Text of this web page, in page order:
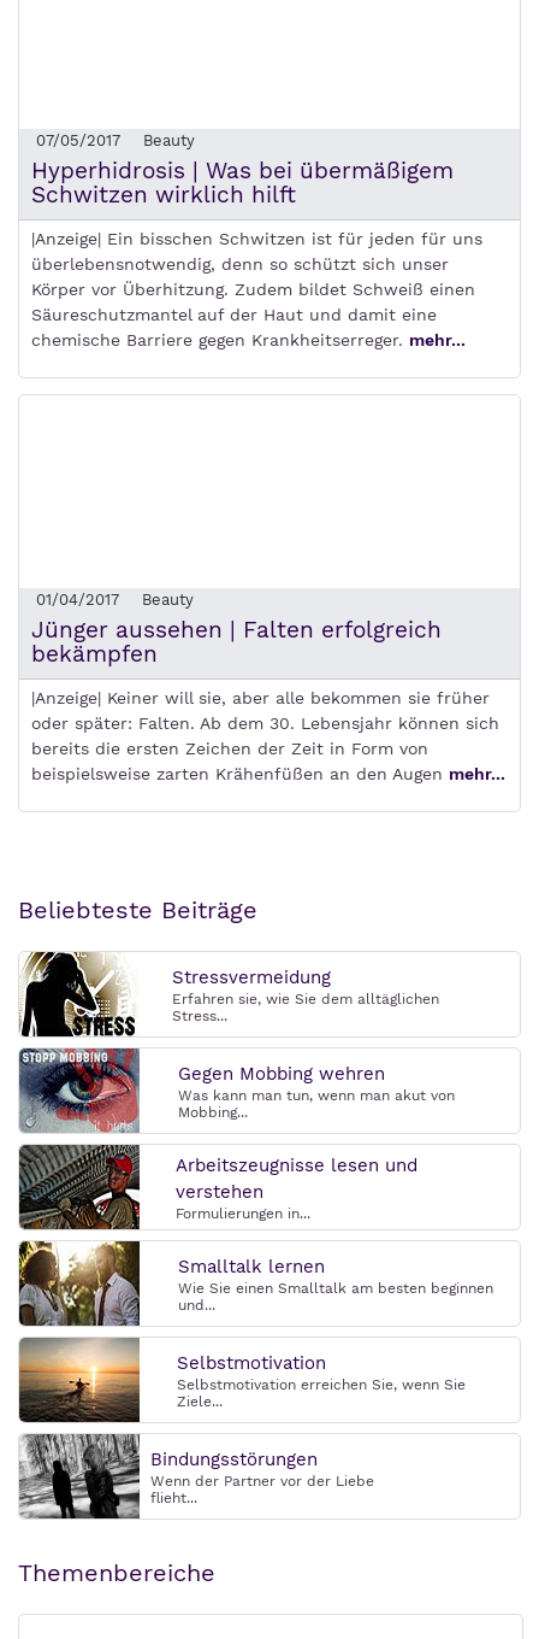
07/05/2017 Beauty
Hyperhidrosis | Was bei übermäßigem
Schwitzen wirklich hilft
|Anzeige| Ein bisschen Schwitzen ist für jeden für uns
überlebensnotwendig, denn so schützt sich unser
Körper vor Überhitzung. Zudem bildet Schweiß einen
Säureschutzmantel auf der Haut und damit eine
chemische Barriere gegen Krankheitserreger. mehr...
01/04/2017 Beauty
Jünger aussehen | Falten erfolgreich
bekämpfen
|Anzeige| Keiner will sie, aber alle bekommen sie früher
oder später: Falten. Ab dem 30. Lebensjahr können sich
bereits die ersten Zeichen der Zeit in Form von
beispielsweise zarten Krähenfüßen an den Augen mehr...
Beliebteste Beiträge
Stressvermeidung
Erfahren sie, wie Sie dem alltäglichen
Stress...
Gegen Mobbing wehren
Was kann man tun, wenn man akut von
Mobbing...
Arbeitszeugnisse lesen und
verstehen
Formulierungen in...
Smalltalk lernen
Wie Sie einen Smalltalk am besten beginnen
und...
Selbstmotivation
Selbstmotivation erreichen Sie, wenn Sie
Ziele...
Bindungsstörungen
Wenn der Partner vor der Liebe
flieht...
Themenbereiche